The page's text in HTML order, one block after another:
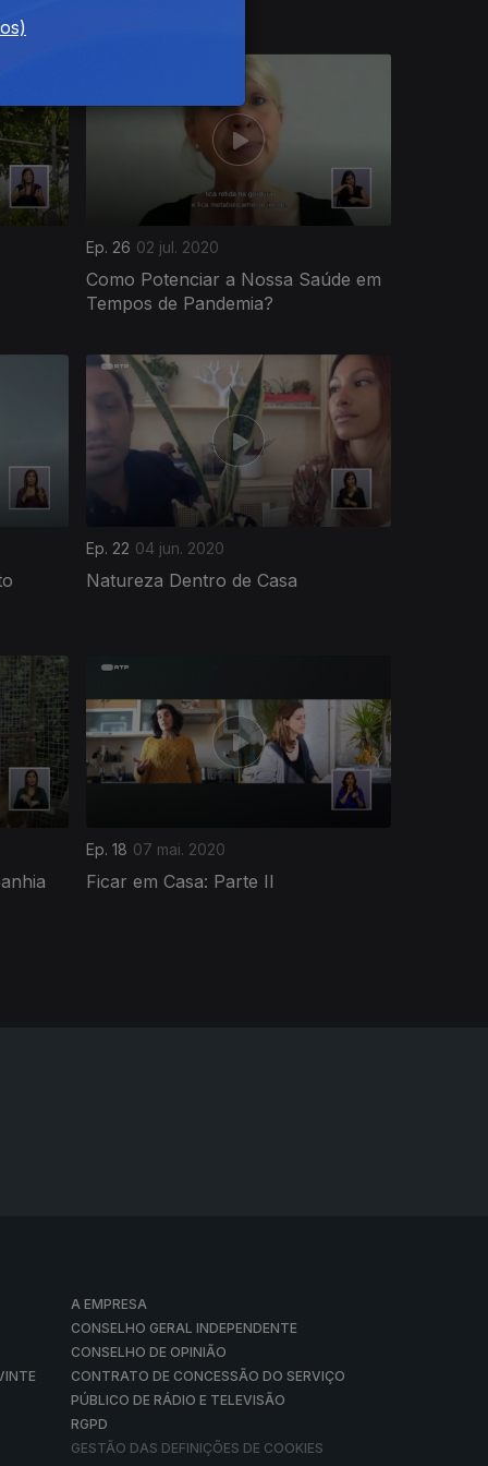
Ep. 26 02 jul. 2020
Como Potenciar a Nossa Saúde em
Tempos de Pandemia?
Ep. 22 04 jun. 2020
Natureza Dentro de Casa
Ep. 18 07 mai. 2020
Ficar em Casa: Parte II
A EMPRESA
CONSELHO GERAL INDEPENDENTE
CONSELHO DE OPINIÃO
CONTRATO DE CONCESSÃO DO SERVIÇO
PÚBLICO DE RÁDIO E TELEVISÃO
RGPD
GESTÃO DAS DEFINIÇÕES DE COOKIES